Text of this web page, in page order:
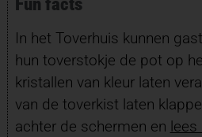
Fun facts
In het Toverhuis kunnen
hun toverstokje de pot op
kristallen van kleur laten
van de toverkist laten
achter de schermen en lees